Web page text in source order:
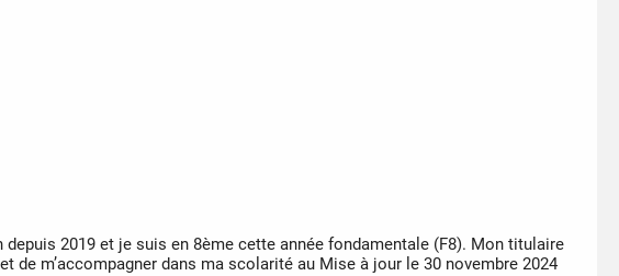
2019 et je suis en 8ème cette année fondamentale (F8). Mon titulaire
de m’accompagner dans ma scolarité au Mise à jour le 30 novembre 2024